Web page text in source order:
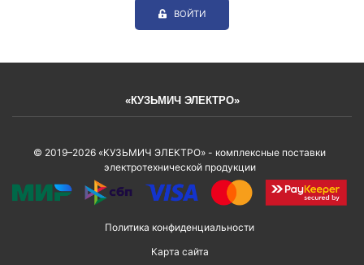
ВОЙТИ
«КУЗЬМИЧ ЭЛЕКТРО»
© 2019–2026 «КУЗЬМИЧ ЭЛЕКТРО» - комплексные поставки
электротехнической продукции
Политика конфиденциальности
Карта сайта